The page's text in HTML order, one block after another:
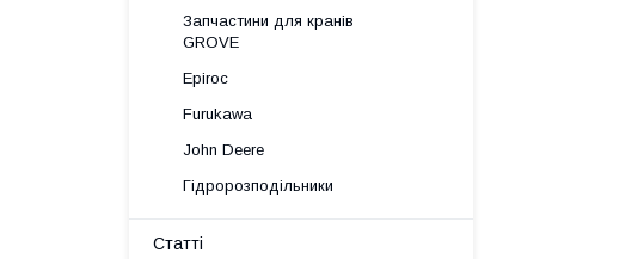
Запчастини для кранів
GROVE
Epiroc
Furukawa
John Deere
Гідророзподільники
Статті